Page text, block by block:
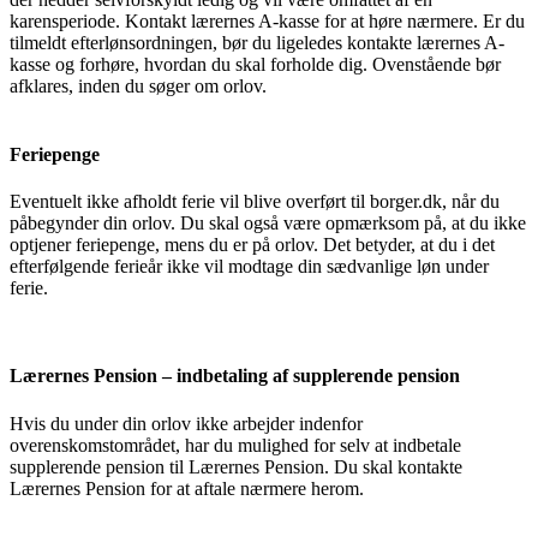
karensperiode. Kontakt lærernes A-kasse for at høre nærmere. Er du
tilmeldt efterlønsordningen, bør du ligeledes kontakte lærernes A-
kasse og forhøre, hvordan du skal forholde dig. Ovenstående bør
afklares, inden du søger om orlov.
Feriepenge
Eventuelt ikke afholdt ferie vil blive overført til borger.dk, når du
påbegynder din orlov. Du skal også være opmærksom på, at du ikke
optjener feriepenge, mens du er på orlov. Det betyder, at du i det
efterfølgende ferieår ikke vil modtage din sædvanlige løn under
ferie.
Lærernes Pension – indbetaling af supplerende pension
Hvis du under din orlov ikke arbejder indenfor
overenskomstområdet, har du mulighed for selv at indbetale
supplerende pension til Lærernes Pension. Du skal kontakte
Lærernes Pension for at aftale nærmere herom.